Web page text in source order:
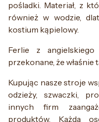
pośladki. Materiał, z
również w wodzie,
kostium kąpielowy.
Ferlie z
przekonane, że właśnie
Kupując nasze stroje
odzieży, szwaczki,
innych firm
produktów. Każda